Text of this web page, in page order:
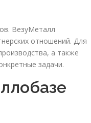
ВезуМеталл
отношений. Для
а также
задачи.